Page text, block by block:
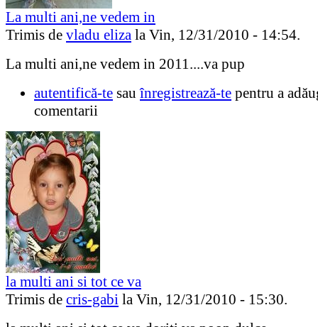
La multi ani,ne vedem in
Trimis de vladu eliza la Vin, 12/31/2010 - 14:54.
La multi ani,ne vedem in 2011....va pup
autentifică-te sauînregistrează-te pentru a
comentarii
la multi ani si tot ce va
Trimis de cris-gabi la Vin, 12/31/2010 - 15:30.